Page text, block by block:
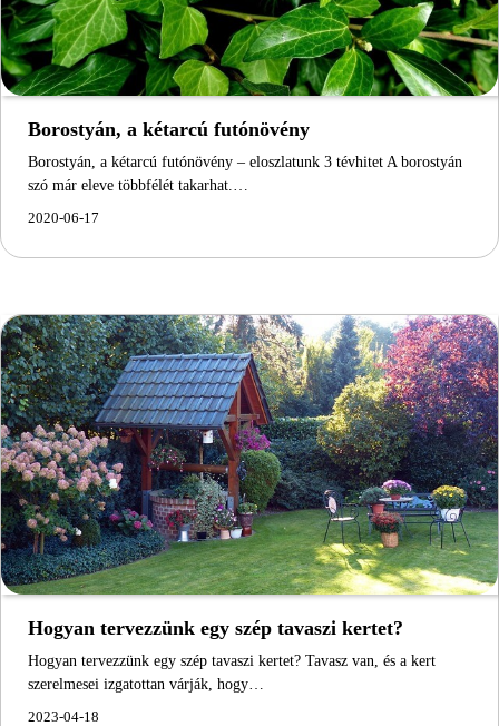
Borostyán, a kétarcú futónövény
Borostyán, a kétarcú futónövény – eloszlatunk 3 tévhitet A borostyán
szó már eleve többfélét takarhat.…
2020-06-17
Hogyan tervezzünk egy szép tavaszi kertet?
Hogyan tervezzünk egy szép tavaszi kertet? Tavasz van, és a kert
szerelmesei izgatottan várják, hogy…
2023-04-18